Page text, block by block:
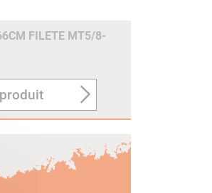
FILETE MT5/8-